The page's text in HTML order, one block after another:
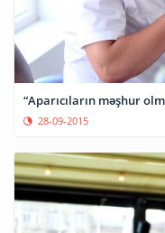
“Aparıcıların məşhur
28-09-2015